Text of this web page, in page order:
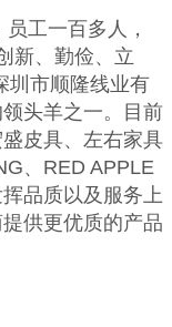
工一百多人，
新、勤俭、立
圳市顺隆线业有
头羊之一。目前
皮具、左右家具
、RED APPLE
品质以及服务上
供更优质的产品